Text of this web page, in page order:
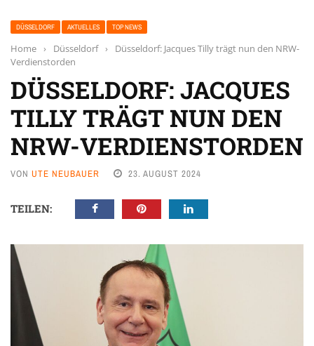
DÜSSELDORF AKTUELLES TOP NEWS
Home › Düsseldorf ›
Düsseldorf: Jacques Tilly trägt nun den NRW-
Verdienstorden
DÜSSELDORF: JACQUES
TILLY TRÄGT NUN DEN
NRW-VERDIENSTORDEN
VON UTE NEUBAUER 23. AUGUST 2024
TEILEN: